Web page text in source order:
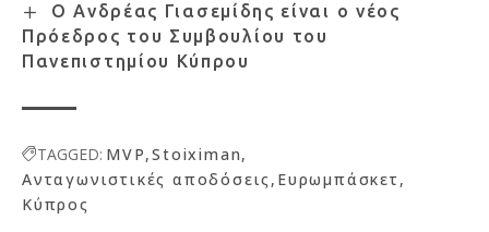
Ο Ανδρέας Γιασεμίδης είναι ο νέος
Πρόεδρος του Συμβουλίου του
Πανεπιστημίου Κύπρου
TAGGED: MVP Stoiximan
Ανταγωνιστικές αποδόσεις Ευρωμπάσκετ
Κύπρος